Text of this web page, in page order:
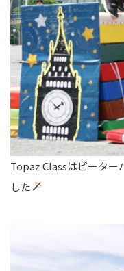
Topaz Classはピーター
した